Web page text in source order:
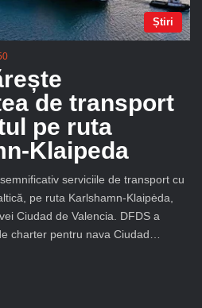
Știri
de transport
pe ruta
Klaipeda
serviciile de transport cu
pe ruta Karlshamn-Klaipėda,
Ciudad de Valencia. DFDS a
charter pentru nava Ciudad…